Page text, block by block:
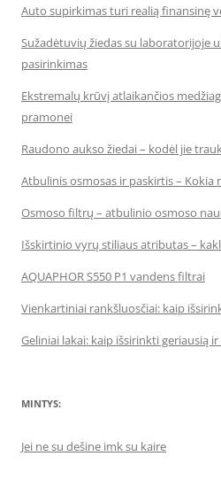
Auto supirkimas turi realią finansinę
Sužadėtuvių žiedas su laboratorijoje
pasirinkimas
Ekstremalų krūvį atlaikančios
pramonei
Raudono aukso žiedai – kodėl jie
Atbulinis osmosas ir paskirtis – Kokia
Osmoso filtrų – atbulinio osmoso
Išskirtinio vyrų stiliaus atributas –
AQUAPHOR S550 P1 vandens filtrai
Vienkartiniai rankšluosčiai: kaip
Geliniai lakai: kaip išsirinkti geriausią
MINTYS:
Jei ne su dešine imk su kaire